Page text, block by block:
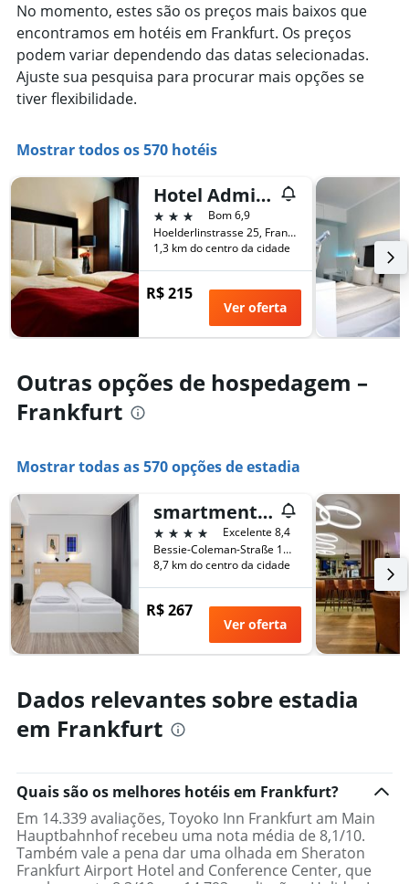
No momento, estes são os preços mais baixos que
encontramos em hotéis em Frankfurt. Os preços
podem variar dependendo das datas selecionadas.
Ajuste sua pesquisa para procurar mais opções se
tiver flexibilidade.
Mostrar todos os 570 hotéis
Hotel Admiral Frankfurt City Centre
3 estrelasBom 6,9
Hoelderlinstrasse 25, Frankfurt, Hesse, Alemanha
1,3 km do centro da cidade
R$ 215
Ver oferta
Outras opções de hospedagem –
Frankfurt
Mostrar todas as 570 opções de estadia
smartments Frankfurt Airport
4 estrelas
Excelente 8,4
Bessie-Coleman-Straße 12, Frankfurt, Hesse, Alemanha
8,7 km do centro da cidade
R$ 267
Ver oferta
Dados relevantes sobre estadia
em Frankfurt
Quais são os melhores hotéis em Frankfurt?
Em 14.339 avaliações, Toyoko Inn Frankfurt am Main
Hauptbahnhof recebeu uma nota média de 8,1/10.
Também vale a pena dar uma olhada em Sheraton
Frankfurt Airport Hotel and Conference Center, que